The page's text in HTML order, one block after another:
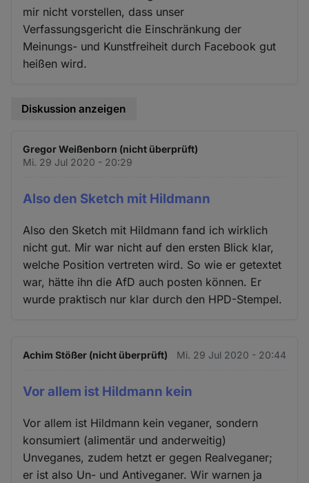
mir nicht vorstellen, dass unser
Verfassungsgericht die Einschränkung der
Meinungs- und Kunstfreiheit durch Facebook gut
heißen wird.
Diskussion anzeigen
Gregor Weißenborn (nicht überprüft)
Mi. 29 Jul 2020 - 20:29
Also den Sketch mit Hildmann
Also den Sketch mit Hildmann fand ich wirklich
nicht gut. Mir war nicht auf den ersten Blick klar,
welche Position vertreten wird. So wie er getextet
war, hätte ihn die AfD auch posten können. Er
wurde praktisch nur klar durch den HPD-Stempel.
Achim Stößer (nicht überprüft) Mi. 29 Jul 2020 - 20:44
Vor allem ist Hildmann kein
Vor allem ist Hildmann kein veganer, sondern
konsumiert (alimentär und anderweitig)
Unveganes, zudem hetzt er gegen Realveganer;
er ist also Un- und Antiveganer. Wir warnen ja